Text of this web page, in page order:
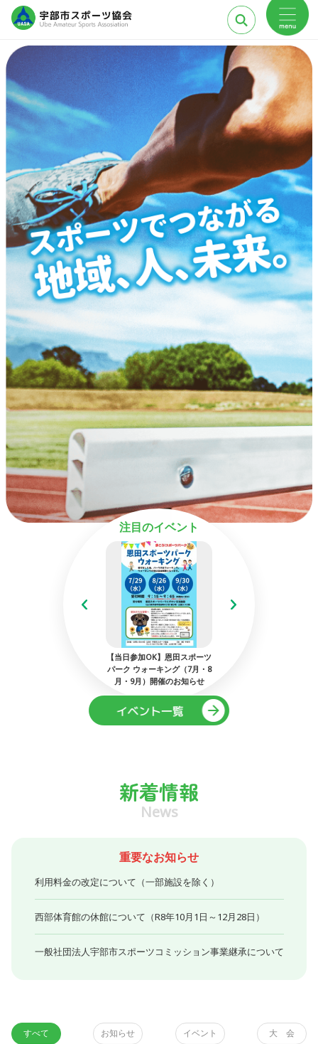
注目のイベント
【当日参加OK】恩田スポーツ
パーク ウォーキング（7月・8
月・9月）開催のお知らせ
新着情報
News
重要なお知らせ
利用料金の改定について（一部施設を除く）
西部体育館の休館について（R8年10月1日～12月28日）
一般社団法人宇部市スポーツコミッション事業継承について
すべて お知らせ イベント 大 会